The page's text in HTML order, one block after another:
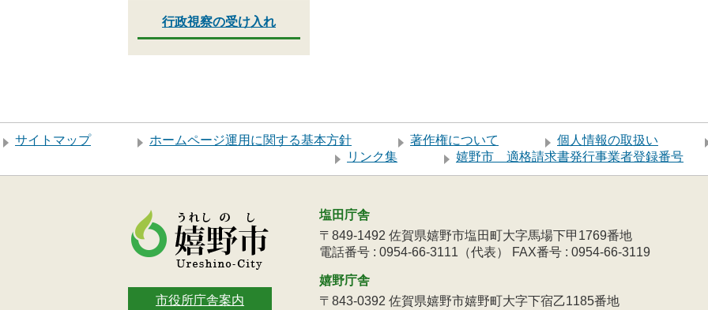
行政視察の受け入れ
サイトマップ ホームページ運用に関する基本方針 著作権について 個人情報の取扱い
リンク集
嬉野市 適格請求書発行事業者登録番号
市役所庁舎案内
塩田庁舎
〒849-1492 佐賀県嬉野市塩田町大字馬場下甲1769番地
電話番号 : 0954-66-3111（代表） FAX番号 : 0954-66-3119
嬉野庁舎
〒843-0392 佐賀県嬉野市嬉野町大字下宿乙1185番地